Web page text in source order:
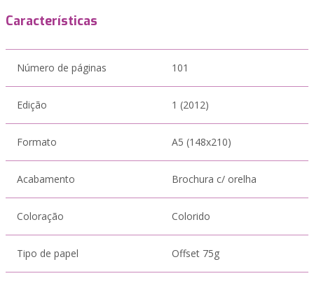
Características
Número de páginas 101
Edição 1 (2012)
Formato A5 (148x210)
Acabamento Brochura c/ orelha
Coloração Colorido
Tipo de papel Offset 75g